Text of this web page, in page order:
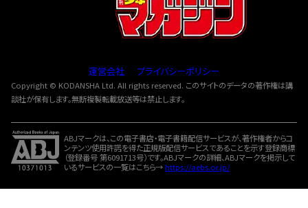
運営会社 プライバシーポリシー
Copyright © KODANSHA Ltd. All rights reserved. このサイトのデータの著作権は講
談社が保有します。無断複製転載放送等は禁止します。
ABJマークは、この電子書店・電子書籍配信サービスが、著作権者からコ
ンテンツ使用許諾を得た正規版配信サービスであることを示す登録商標
（登録番号 第6091713号）です。ABJマークの詳細、ABJマークを掲示して
いるサービスの一覧はこちら→https://aebs.or.jp/